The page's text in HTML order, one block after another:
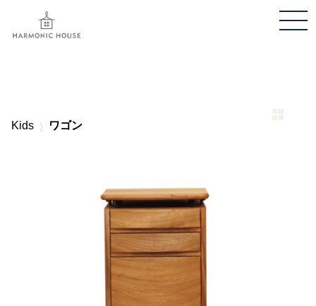
メ
Kids ワゴン